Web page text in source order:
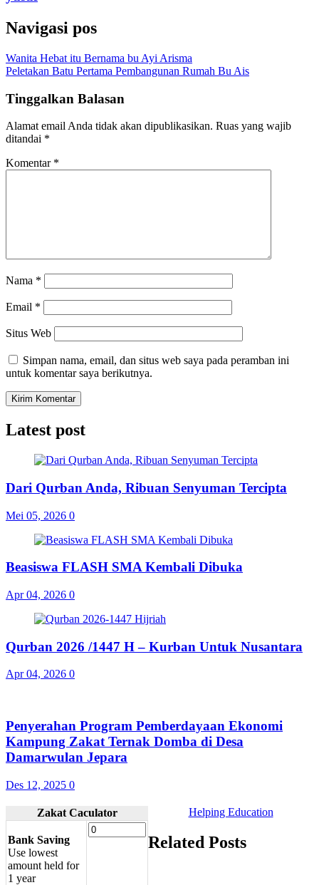
Navigasi pos
Wanita Hebat itu Bernama bu Ayi Arisma
Peletakan Batu Pertama Pembangunan Rumah Bu Ais
Tinggalkan Balasan
Alamat email Anda tidak akan dipublikasikan. Ruas yang wajib
ditandai *
Komentar *
Nama *
Email *
Situs Web
Simpan nama, email, dan situs web saya pada peramban ini
untuk komentar saya berikutnya.
Latest post
Dari Qurban Anda, Ribuan Senyuman Tercipta
Mei 05, 2026 0
Beasiswa FLASH SMA Kembali Dibuka
Apr 04, 2026 0
Qurban 2026 /1447 H – Kurban Untuk Nusantara
Apr 04, 2026 0
Penyerahan Program Pemberdayaan Ekonomi
Kampung Zakat Ternak Domba di Desa
Damarwulan Jepara
Des 12, 2025 0
Zakat Caculator
Bank Saving
Use lowest
amount held for
1 year
Helping Education
Related Posts